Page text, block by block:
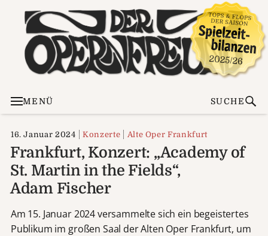
MENÜ SUCHE
16. Januar 2024 Konzerte Alte Oper Frankfurt
Frankfurt, Konzert: „Academy of
St. Martin in the Fields“,
Adam Fischer
Am 15. Januar 2024 versammelte sich ein begeistertes
Publikum im großen Saal der Alten Oper Frankfurt, um